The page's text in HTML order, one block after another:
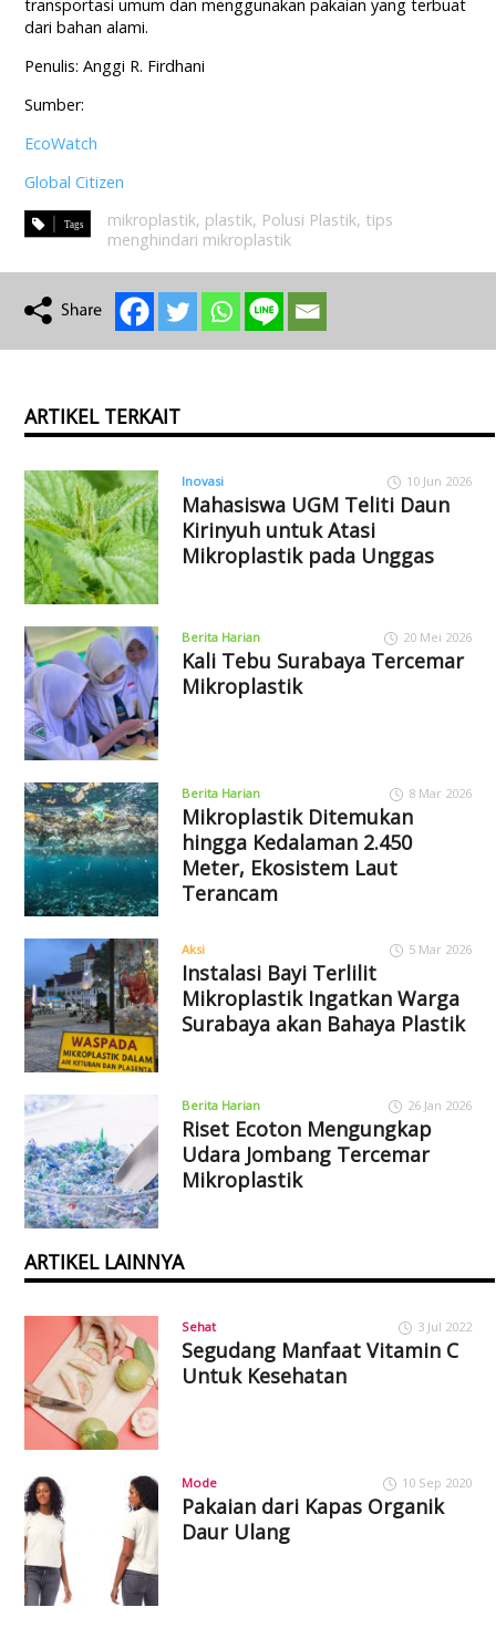
transportasi umum dan menggunakan pakaian yang terbuat
dari bahan alami.
Penulis: Anggi R. Firdhani
Sumber:
EcoWatch
Global Citizen
mikroplastik, plastik, Polusi Plastik, tips
menghindari mikroplastik
ARTIKEL TERKAIT
Inovasi 10 Jun 2026
Mahasiswa UGM Teliti Daun
Kirinyuh untuk Atasi
Mikroplastik pada Unggas
Berita Harian 20 Mei 2026
Kali Tebu Surabaya Tercemar
Mikroplastik
Berita Harian 8 Mar 2026
Mikroplastik Ditemukan
hingga Kedalaman 2.450
Meter, Ekosistem Laut
Terancam
Aksi 5 Mar 2026
Instalasi Bayi Terlilit
Mikroplastik Ingatkan Warga
Surabaya akan Bahaya Plastik
Berita Harian 26 Jan 2026
Riset Ecoton Mengungkap
Udara Jombang Tercemar
Mikroplastik
ARTIKEL LAINNYA
Sehat 3 Jul 2022
Segudang Manfaat Vitamin C
Untuk Kesehatan
Mode 10 Sep 2020
Pakaian dari Kapas Organik
Daur Ulang